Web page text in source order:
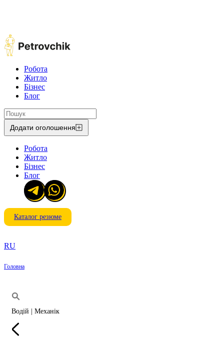
Робота
Житло
Бізнес
Блог
Додати оголошення
Робота
Житло
Бізнес
Блог
Каталог резюме
RU
Головна
Водій | Механік